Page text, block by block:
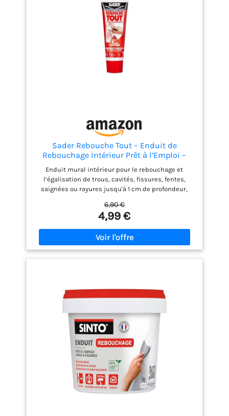
Sader Rebouche Tout – Enduit de
Rebouchage Intérieur Prêt à l’Emploi –
Tous Supports – Rebouchage et
Égalisation de Trous et Fissures Jusqu’à 1
cm – Joint Plaque de Plâtre – 1 Tube 330 g
Enduit mural intérieur pour le rebouchage et
l’égalisation de trous, cavités, fissures, fentes,
saignées ou rayures jusqu'à 1 cm de profondeur,
plaques de plâtre Rebouche trou pour tous
supports intérieurs : plâtre, plaques de plâtre
cartonnées, mortier, béton, béton cellulaire,
parpaing, ciment, brique et sur supports bruts ou
peints (glycéro, laque : ponçage obligatoire)
Excellente dureté et résultat sans retrait ni fissures
heures environ, Température de mise en oeuvre : de
extérieures), Certifié A+ pour l’émission dans l’air
intérieur Contenu de la livraison : 1 x Tube Rebouche
Tout Sader, Taille : 330 g, Code : 30110802
6,90 €
4,99 €